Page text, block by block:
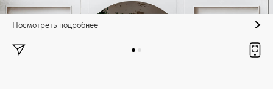
Посмотреть подробнее